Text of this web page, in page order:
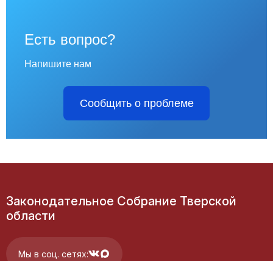
Есть вопрос?
Напишите нам
Сообщить о проблеме
Законодательное Собрание Тверской
области
Мы в соц. сетях: